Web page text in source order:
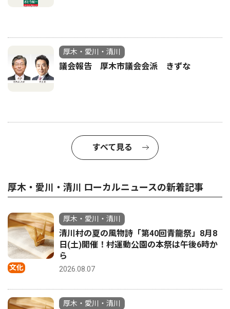
厚木・愛川・清川
議会報告 厚木市議会会派 きずな
すべて見る
厚木・愛川・清川 ローカルニュースの新着記事
文化
厚木・愛川・清川
清川村の夏の風物詩「第40回青龍祭」8月8
日(土)開催！村運動公園の本祭は午後6時か
ら
2026.08.07
厚木・愛川・清川